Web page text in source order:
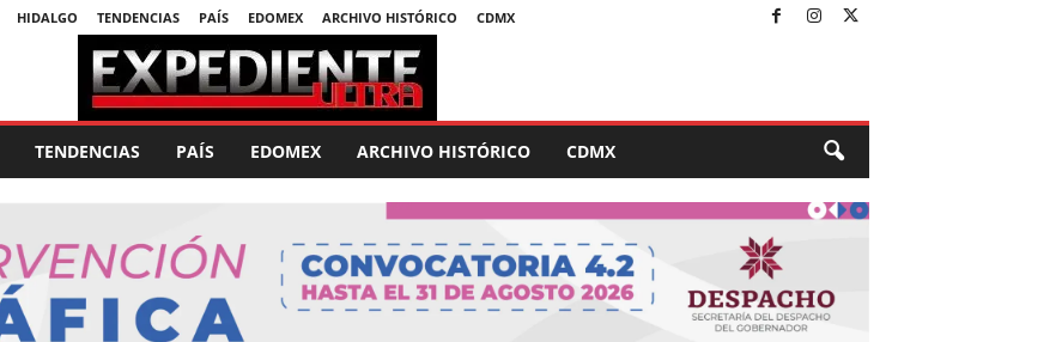
HIDALGO TENDENCIAS PAÍS EDOMEX ARCHIVO HISTÓRICO CDMX
TENDENCIAS PAÍS EDOMEX ARCHIVO HISTÓRICO CDMX